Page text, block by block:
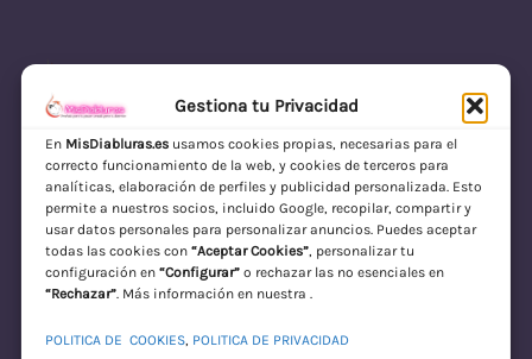
Gestiona tu Privacidad
En MisDiabluras.esusamos cookies propias, necesarias para el
correcto funcionamiento de la web, y cookies de terceros para
analíticas, elaboración de perfiles y publicidad personalizada. Esto
permite a nuestros socios, incluido Google, recopilar, compartir y
usar datos personales para personalizar anuncios. Puedes aceptar
todas las cookies con “Aceptar Cookies”, personalizar tu
configuración en “Configurar”o rechazar las no esenciales en
“Rechazar”. Más información en nuestra .
POLITICA DE COOKIES, POLITICA DE PRIVACIDAD
MisDiabluras | Sexshop Online con Envío
Discreto en España
Acceder